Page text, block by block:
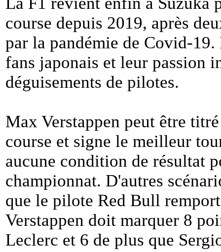
course depuis 2019, après
par la pandémie de Covid-
fans japonais et leur passion
déguisements de pilotes.
Max Verstappen peut être
course et signe le meilleur
aucune condition de résultat
championnat. D'autres
que le pilote Red Bull
Verstappen doit marquer 8
Leclerc et 6 de plus que